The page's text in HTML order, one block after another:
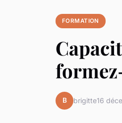
FORMATION
B brigitte16